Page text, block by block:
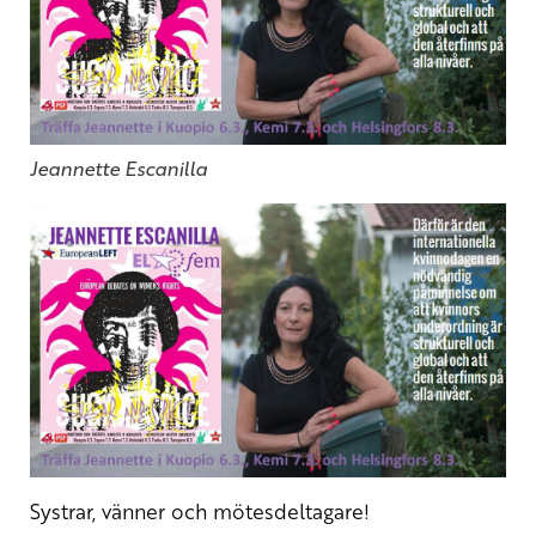
Jeannette Escanilla
Systrar, vänner och mötesdeltagare!